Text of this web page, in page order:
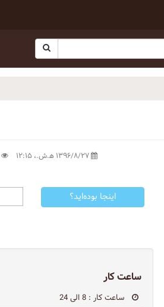
اینجا بوده‌اید؟
ساعت کار
ساعت کار : 8 الی 24